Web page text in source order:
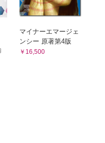
されてきたとき，救急外来で
れない
用を検討している
マイナーエマージェ
ンシー 原著第4版
￥16,500